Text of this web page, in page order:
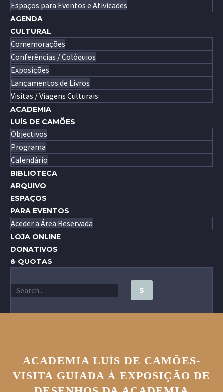
Espaços para Eventos e Atividades
AGENDA
CULTURAL
Comemorações
Conferências / Colóquios
Exposições
Lançamentos de Livros
Visitas / Viagens Culturais
ACADEMIA
LUÍS DE CAMÕES
Objectivos
Programa
Calendário
BIBLIOTECA
ARQUIVO
ESPAÇOS
PARA EVENTOS
Aceder a Área Reservada
LOJA ONLINE
DONATIVOS
& QUOTAS
ACADEMIA LUÍS DE CAMÕES-
VISITA GUIADA À EXPOSIÇÃO DE